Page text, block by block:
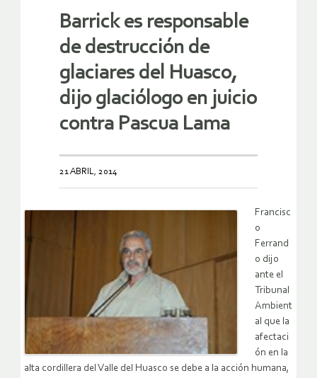
Barrick es responsable
de destrucción de
glaciares del Huasco,
dijo glaciólogo en juicio
contra Pascua Lama
21 ABRIL, 2014
Francisc
o
Ferrand
o dijo
ante el
Tribunal
Ambient
al que la
afectaci
ón en la
alta cordillera del Valle del Huasco se debe a la acción humana,